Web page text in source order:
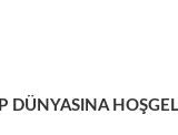
ERP DÜNYASINA